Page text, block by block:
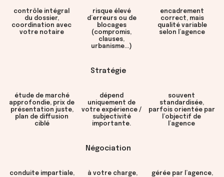
contrôle intégral
du dossier,
coordination avec
votre notaire
risque élevé
d’erreurs ou de
blocages
(compromis,
clauses,
urbanisme...)
encadrement
correct, mais
qualité variable
selon l’agence
Stratégie
étude de marché
approfondie, prix de
présentation juste,
plan de diffusion
ciblé
dépend
uniquement de
votre expérience /
subjectivité
importante.
souvent
standardisée,
parfois orientée par
l’objectif de
l’agence
Négociation
conduite impartiale,
à votre charge,
gérée par l’agence,